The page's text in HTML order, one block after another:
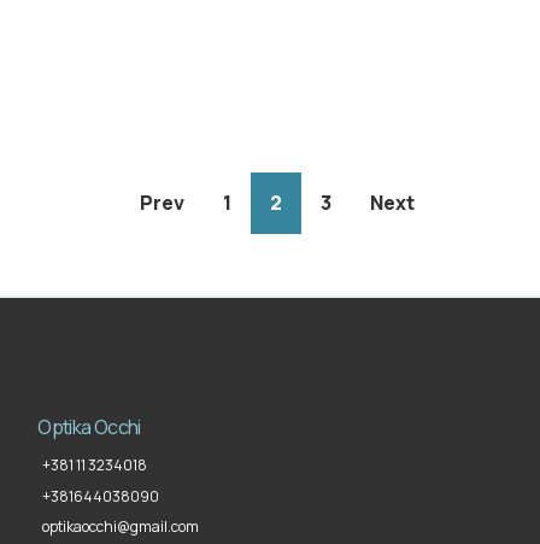
Prev 1 2 3 Next
Optika Occhi
+381 11 3234018
+381644038090
optikaocchi@gmail.com